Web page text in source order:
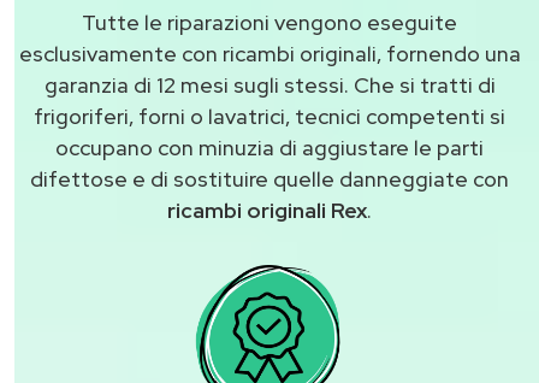
Tutte le riparazioni vengono eseguite
esclusivamente con ricambi originali, fornendo una
garanzia di 12 mesi sugli stessi. Che si tratti di
frigoriferi, forni o lavatrici, tecnici competenti si
occupano con minuzia di aggiustare le parti
difettose e di sostituire quelle danneggiate con
ricambi originali Rex.